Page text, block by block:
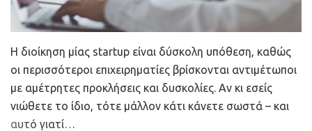
Η διοίκηση μίας startup είναι δύσκολη υπόθεση, καθώς
οι περισσότεροι επιχειρηματίες βρίσκονται αντιμέτωποι
με αμέτρητες προκλήσεις και δυσκολίες. Αν κι εσείς
νιώθετε το ίδιο, τότε μάλλον κάτι κάνετε σωστά – και
αυτό γιατί…